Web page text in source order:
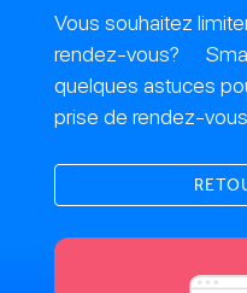
Vous souhaitez
rendez-vous?
quelques astuces
prise de rendez-vous.